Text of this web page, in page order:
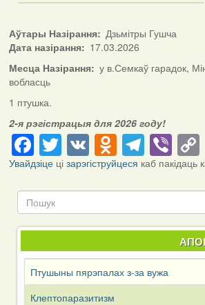
Аўтары Назірання
Дзьмітры Гушча
Дата назірання
17.03.2026
Месца Назірання
у в.Семкаў гарадок,
вобласць
1 птушка.
2-я рэгістрацыя для 2026 году!
Facebook
Twitter
VK
Увайдзіцеці зарэгіструйцеся каб пакідаць
Птушыны пярэпалах з-за вужа
Клептопаразитизм